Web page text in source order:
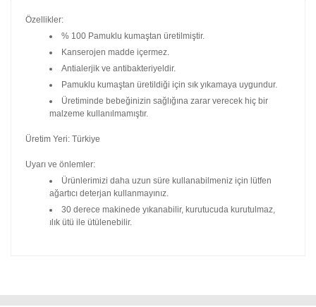
Özellikler:
% 100 Pamuklu kumaştan üretilmiştir.
Kanserojen madde içermez.
Antialerjik ve antibakteriyeldir.
Pamuklu kumaştan üretildiği için sık yıkamaya uygundur.
Üretiminde bebeğinizin sağlığına zarar verecek hiç bir
malzeme kullanılmamıştır.
Üretim Yeri: Türkiye
Uyarı ve önlemler:
Ürünlerimizi daha uzun süre kullanabilmeniz için lütfen
ağartıcı deterjan kullanmayınız.
30 derece makinede yıkanabilir, kurutucuda kurutulmaz,
ılık ütü ile ütülenebilir.